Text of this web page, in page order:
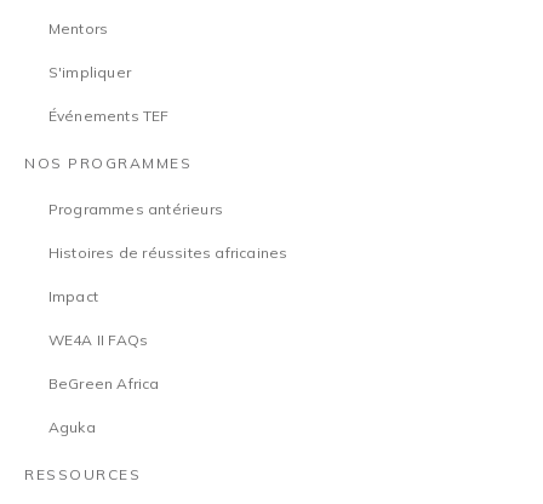
Mentors
S'impliquer
Événements TEF
NOS PROGRAMMES
Programmes antérieurs
Histoires de réussites africaines
Impact
WE4A II FAQs
BeGreen Africa
Aguka
RESSOURCES